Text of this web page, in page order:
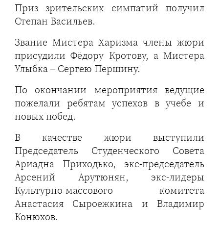
Приз зрительских симпатий получил
Степан Васильев.
Звание Мистера Харизма члены жюри
присудили Фёдору Кротову, а Мистера
Улыбка – Сергею Першину.
По окончании мероприятия ведущие
пожелали ребятам успехов в учебе и
новых побед.
В качестве жюри выступили
Председатель Студенческого Совета
Ариадна Приходько, экс-председатель
Арсений Арутюнян, экс-лидеры
Культурно-массового комитета
Анастасия Сыроежкина и Владимир
Конюхов.